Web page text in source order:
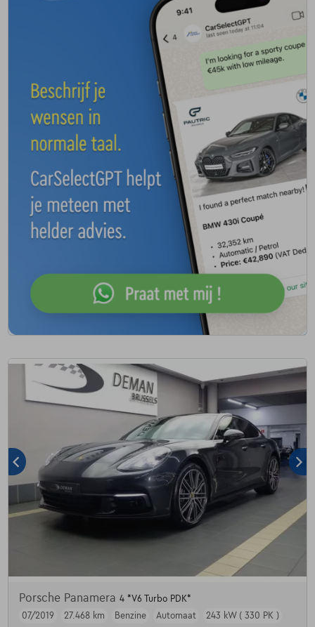
Porsche Panamera 4 *V6 Turbo PDK*
07/2019
27.468 km Benzine Automaat 243 kW ( 330 PK )